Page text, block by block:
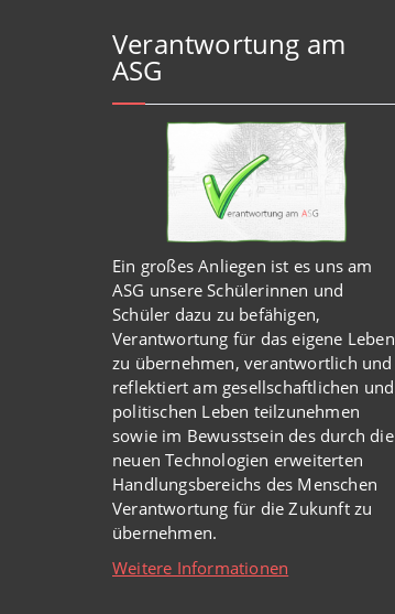
Verantwortung am
ASG
Ein großes Anliegen ist es uns am
ASG unsere Schülerinnen und
Schüler dazu zu befähigen,
Verantwortung für das eigene Leben
zu übernehmen, verantwortlich und
reflektiert am gesellschaftlichen und
politischen Leben teilzunehmen
sowie im Bewusstsein des durch die
neuen Technologien erweiterten
Handlungsbereichs des Menschen
Verantwortung für die Zukunft zu
übernehmen.
Weitere Informationen